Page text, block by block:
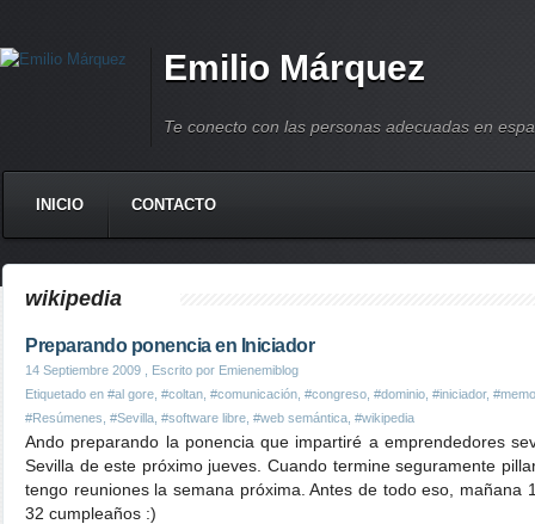
Emilio Márquez
Te conecto con las personas adecuadas en
INICIO CONTACTO
wikipedia
Preparando ponencia en Iniciador
14 Septiembre 2009 , Escrito por Emienemiblog
Etiquetado en #al gore #coltan #comunicación #congreso #dominio #iniciador,
#Resúmenes #Sevilla #software libre #web semántica #wikipedia
Ando preparando la ponencia que impartiré a emprendedores
Sevilla de este próximo jueves. Cuando termine seguramente
tengo reuniones la semana próxima. Antes de todo eso, mañana
32 cumpleaños :)